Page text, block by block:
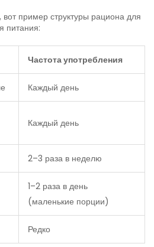
пример структуры рациона для
питания:
Частота употребления
Каждый день
Каждый день
2–3 раза в неделю
1–2 раза в день
(маленькие порции)
Редко